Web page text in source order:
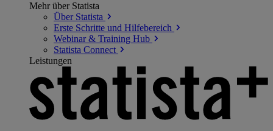
Mehr über Statista
Über Statista
Erste Schritte und Hilfebereich
Webinar & Training Hub
Statista Connect
Leistungen